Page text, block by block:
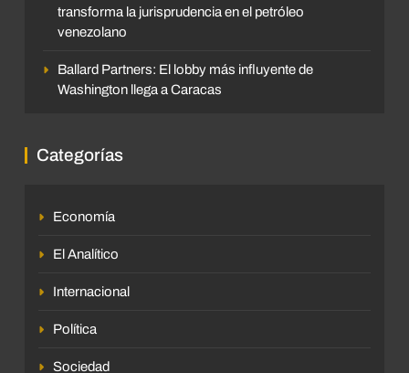
transforma la jurisprudencia en el petróleo
venezolano
Ballard Partners: El lobby más influyente de
Washington llega a Caracas
Categorías
Economía
El Analítico
Internacional
Política
Sociedad